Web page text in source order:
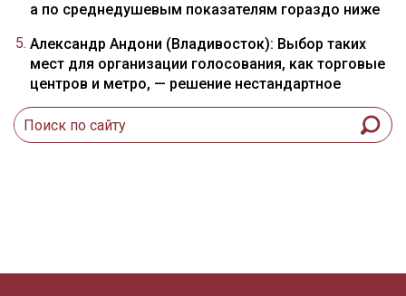
а по среднедушевым показателям гораздо ниже
Александр Андони (Владивосток): Выбор таких
мест для организации голосования, как торговые
центров и метро, — решение нестандартное